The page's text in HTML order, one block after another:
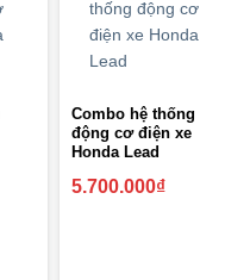
Combo hệ thống
động cơ điện xe
Honda Lead
5.700.000₫